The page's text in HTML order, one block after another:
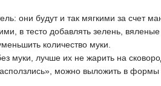
они будут и так мягкими за счет
в тесто добавлять зелень,
количество муки.
муки, лучше их не жарить на
можно выложить в формы